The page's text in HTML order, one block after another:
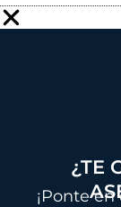
¿TE
¡Ponte